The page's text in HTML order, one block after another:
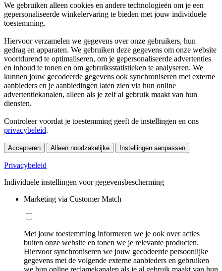
We gebruiken alleen cookies en andere technologieën om je een
gepersonaliseerde winkelervaring te bieden met jouw individuele
toestemming.
Hiervoor verzamelen we gegevens over onze gebruikers, hun
gedrag en apparaten. We gebruiken deze gegevens om onze website
voortdurend te optimaliseren, om je gepersonaliseerde advertenties
en inhoud te tonen en om gebruiksstatistieken te analyseren. We
kunnen jouw gecodeerde gegevens ook synchroniseren met externe
aanbieders en je aanbiedingen laten zien via hun online
advertentiekanalen, alleen als je zelf al gebruik maakt van hun
diensten.
Controleer voordat je toestemming geeft de instellingen en ons
privacybeleid.
Accepteren Alleen noodzakelijke Instellingen aanpassen
Privacybeleid
Individuele instellingen voor gegevensbescherming
Marketing via Customer Match
Met jouw toestemming informeren we je ook over acties
buiten onze website en tonen we je relevante producten.
Hiervoor synchroniseren we jouw gecodeerde persoonlijke
gegevens met de volgende externe aanbieders en gebruiken
we hun online reclamekanalen als je al gebruik maakt van hun